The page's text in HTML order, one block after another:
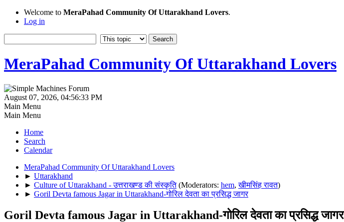
Welcome to MeraPahad Community Of Uttarakhand Lovers.
Log in
MeraPahad Community Of Uttarakhand Lovers
August 07, 2026, 04:56:33 PM
Main Menu
Main Menu
Home
Search
Calendar
MeraPahad Community Of Uttarakhand Lovers
► Uttarakhand
► Culture of Uttarakhand - उत्तराखण्ड की संस्कृति (Moderators: hem,खीमसिंह रावत)
► Goril Devta famous Jagar in Uttarakhand-गोरिल देवता का प्रसिद्ध जागर
Goril Devta famous Jagar in Uttarakhand-गोरिल देवता का प्रसिद्ध जागर